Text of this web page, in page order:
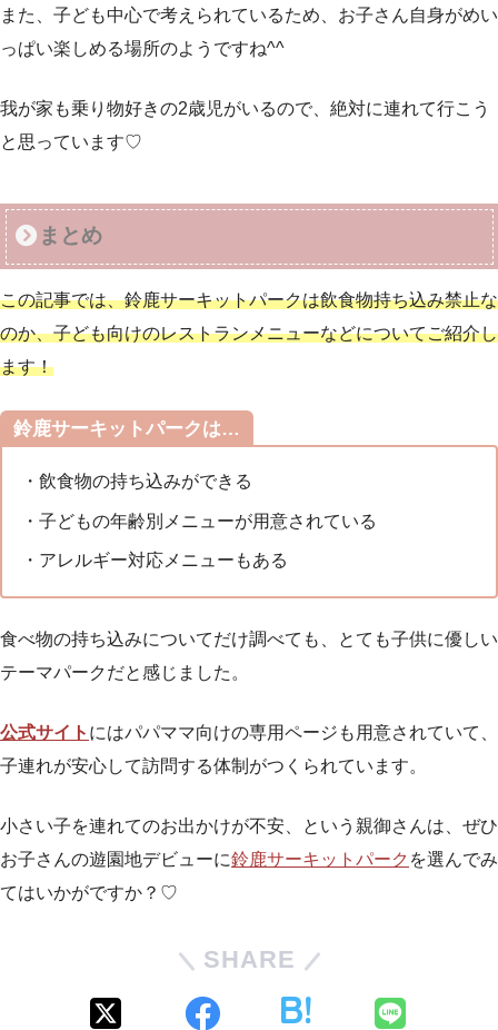
また、子ども中心で考えられているため、お子さん自身がめい
っぱい楽しめる場所のようですね^^
我が家も乗り物好きの2歳児がいるので、絶対に連れて行こう
と思っています♡
まとめ
この記事では、鈴鹿サーキットパークは飲食物持ち込み禁止な
のか、子ども向けのレストランメニューなどについてご紹介し
ます！
鈴鹿サーキットパークは…
・飲食物の持ち込みができる
・子どもの年齢別メニューが用意されている
・アレルギー対応メニューもある
食べ物の持ち込みについてだけ調べても、とても子供に優しい
テーマパークだと感じました。
公式サイト にはパパママ向けの専用ページも用意されていて、
子連れが安心して訪問する体制がつくられています。
小さい子を連れてのお出かけが不安、という親御さんは、ぜひ
お子さんの遊園地デビューに鈴鹿サーキットパーク を選んでみ
てはいかがですか？♡
SHARE